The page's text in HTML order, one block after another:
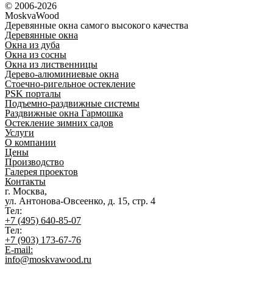
© 2006-2026
MoskvaWood
Деревянные окна самого высокого качества
Деревянные окна
Окна из дуба
Окна из сосны
Окна из лиственницы
Дерево-алюминиевые окна
Стоечно-ригельное остекление
PSK порталы
Подъемно-раздвижные системы
Раздвижные окна Гармошка
Остекление зимних садов
Услуги
О компании
Цены
Производство
Галерея проектов
Контакты
г. Москва,
ул. Антонова-Овсеенко, д. 15, стр. 4
Тел:
+7 (495) 640-85-07
Тел:
+7 (903) 173-67-76
E-mail:
info@moskvawood.ru